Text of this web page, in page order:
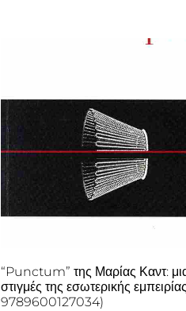
“Punctum” της Μαρίας Καντ:
στιγμές της εσωτερικής
9789600127034)